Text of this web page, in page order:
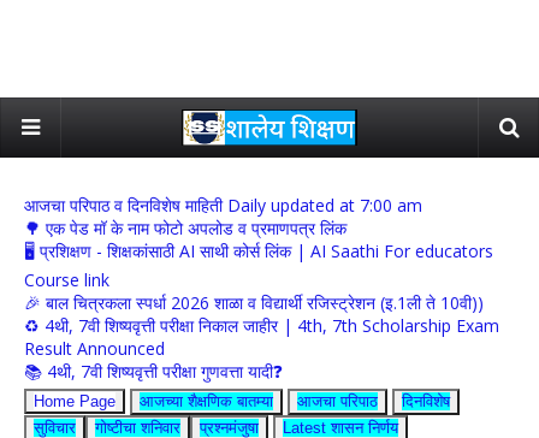
आजचा परिपाठ व दिनविशेष माहिती Daily updated at 7:00 am
🌳 एक पेड मॉ के नाम फोटो अपलोड व प्रमाणपत्र लिंक
🖥 प्रशिक्षण - शिक्षकांसाठी AI साथी कोर्स लिंक | AI Saathi For educators
Course link
🎉 बाल चित्रकला स्पर्धा 2026 शाळा व विद्यार्थी रजिस्ट्रेशन (इ.1ली ते 10वी))
♻️ 4थी, 7वी शिष्यवृत्ती परीक्षा निकाल जाहीर | 4th, 7th Scholarship Exam
Result Announced
📚 4थी, 7वी शिष्यवृत्ती परीक्षा गुणवत्ता यादी❓
Home Page आजच्या शैक्षणिक बातम्या आजचा परिपाठ
दिनविशेष
सुविचार
गोष्टीचा शनिवार प्रश्नमंजुषा
Latest शासन निर्णय